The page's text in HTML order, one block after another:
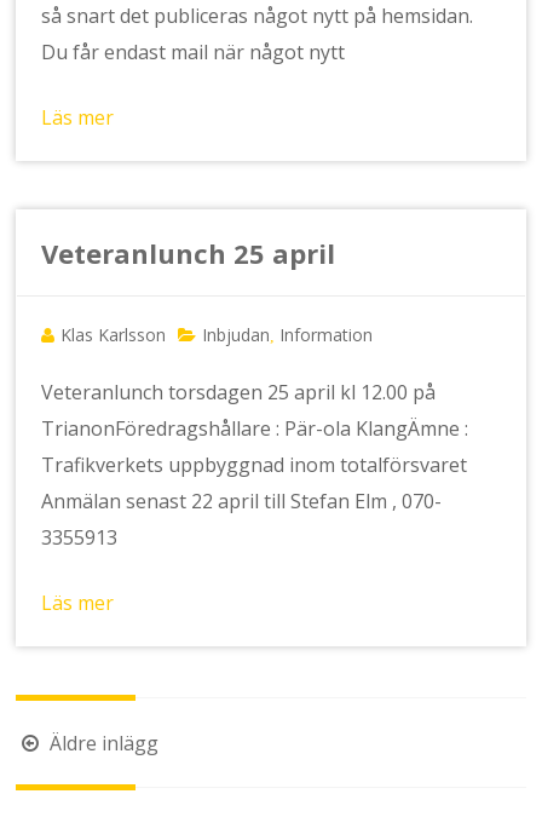
så snart det publiceras något nytt på hemsidan.
Du får endast mail när något nytt
Läs mer
Veteranlunch 25 april
Klas Karlsson Inbjudan Information
Veteranlunch torsdagen 25 april kl 12.00 på
TrianonFöredragshållare : Pär-ola KlangÄmne :
Trafikverkets uppbyggnad inom totalförsvaret
Anmälan senast 22 april till Stefan Elm , 070-
3355913
Läs mer
Inläggsnavigering
Äldre inlägg